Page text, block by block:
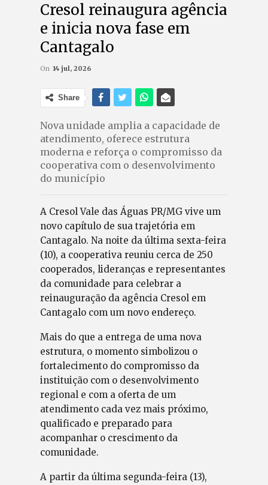
Cresol reinaugura agência
e inicia nova fase em
Cantagalo
On 14 jul, 2026
Share
Nova unidade amplia a capacidade de
atendimento, oferece estrutura
moderna e reforça o compromisso da
cooperativa com o desenvolvimento
do município
A Cresol Vale das Águas PR/MG vive um
novo capítulo de sua trajetória em
Cantagalo. Na noite da última sexta-feira
(10), a cooperativa reuniu cerca de 250
cooperados, lideranças e representantes
da comunidade para celebrar a
reinauguração da agência Cresol em
Cantagalo com um novo endereço.
Mais do que a entrega de uma nova
estrutura, o momento simbolizou o
fortalecimento do compromisso da
instituição com o desenvolvimento
regional e com a oferta de um
atendimento cada vez mais próximo,
qualificado e preparado para
acompanhar o crescimento da
comunidade.
A partir da última segunda-feira (13),